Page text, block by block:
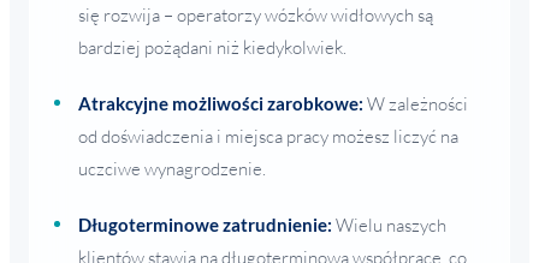
się rozwija – operatorzy wózków widłowych są
bardziej pożądani niż kiedykolwiek.
Atrakcyjne możliwości zarobkowe: W zależności
od doświadczenia i miejsca pracy możesz liczyć na
uczciwe wynagrodzenie.
Długoterminowe zatrudnienie: Wielu naszych
klientów stawia na długoterminową współpracę, co